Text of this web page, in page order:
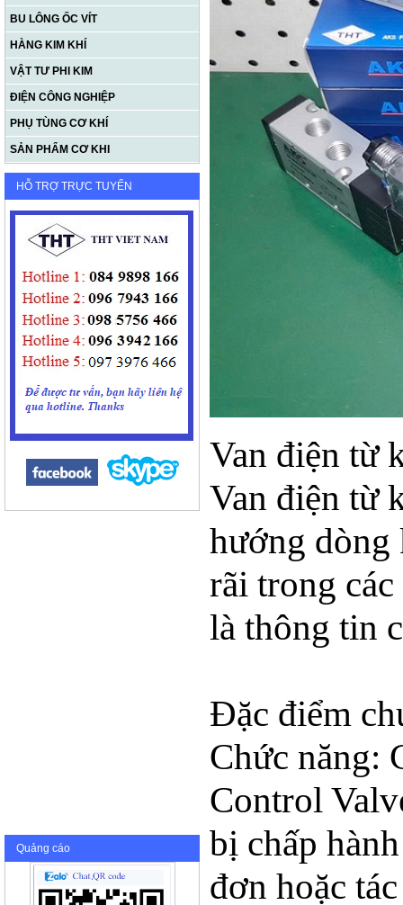
BU LÔNG ỐC VÍT
HÀNG KIM KHÍ
VẬT TƯ PHI KIM
ĐIỆN CÔNG NGHIỆP
PHỤ TÙNG CƠ KHÍ
SẢN PHẨM CƠ KHI
HỖ TRỢ TRỰC TUYẾN
Quảng cáo
Van điện từ
Van điện từ
hướng dòng
rãi trong
là thông tin
Đặc điểm
Chức năng:
Control
bị chấp
đơn hoặc